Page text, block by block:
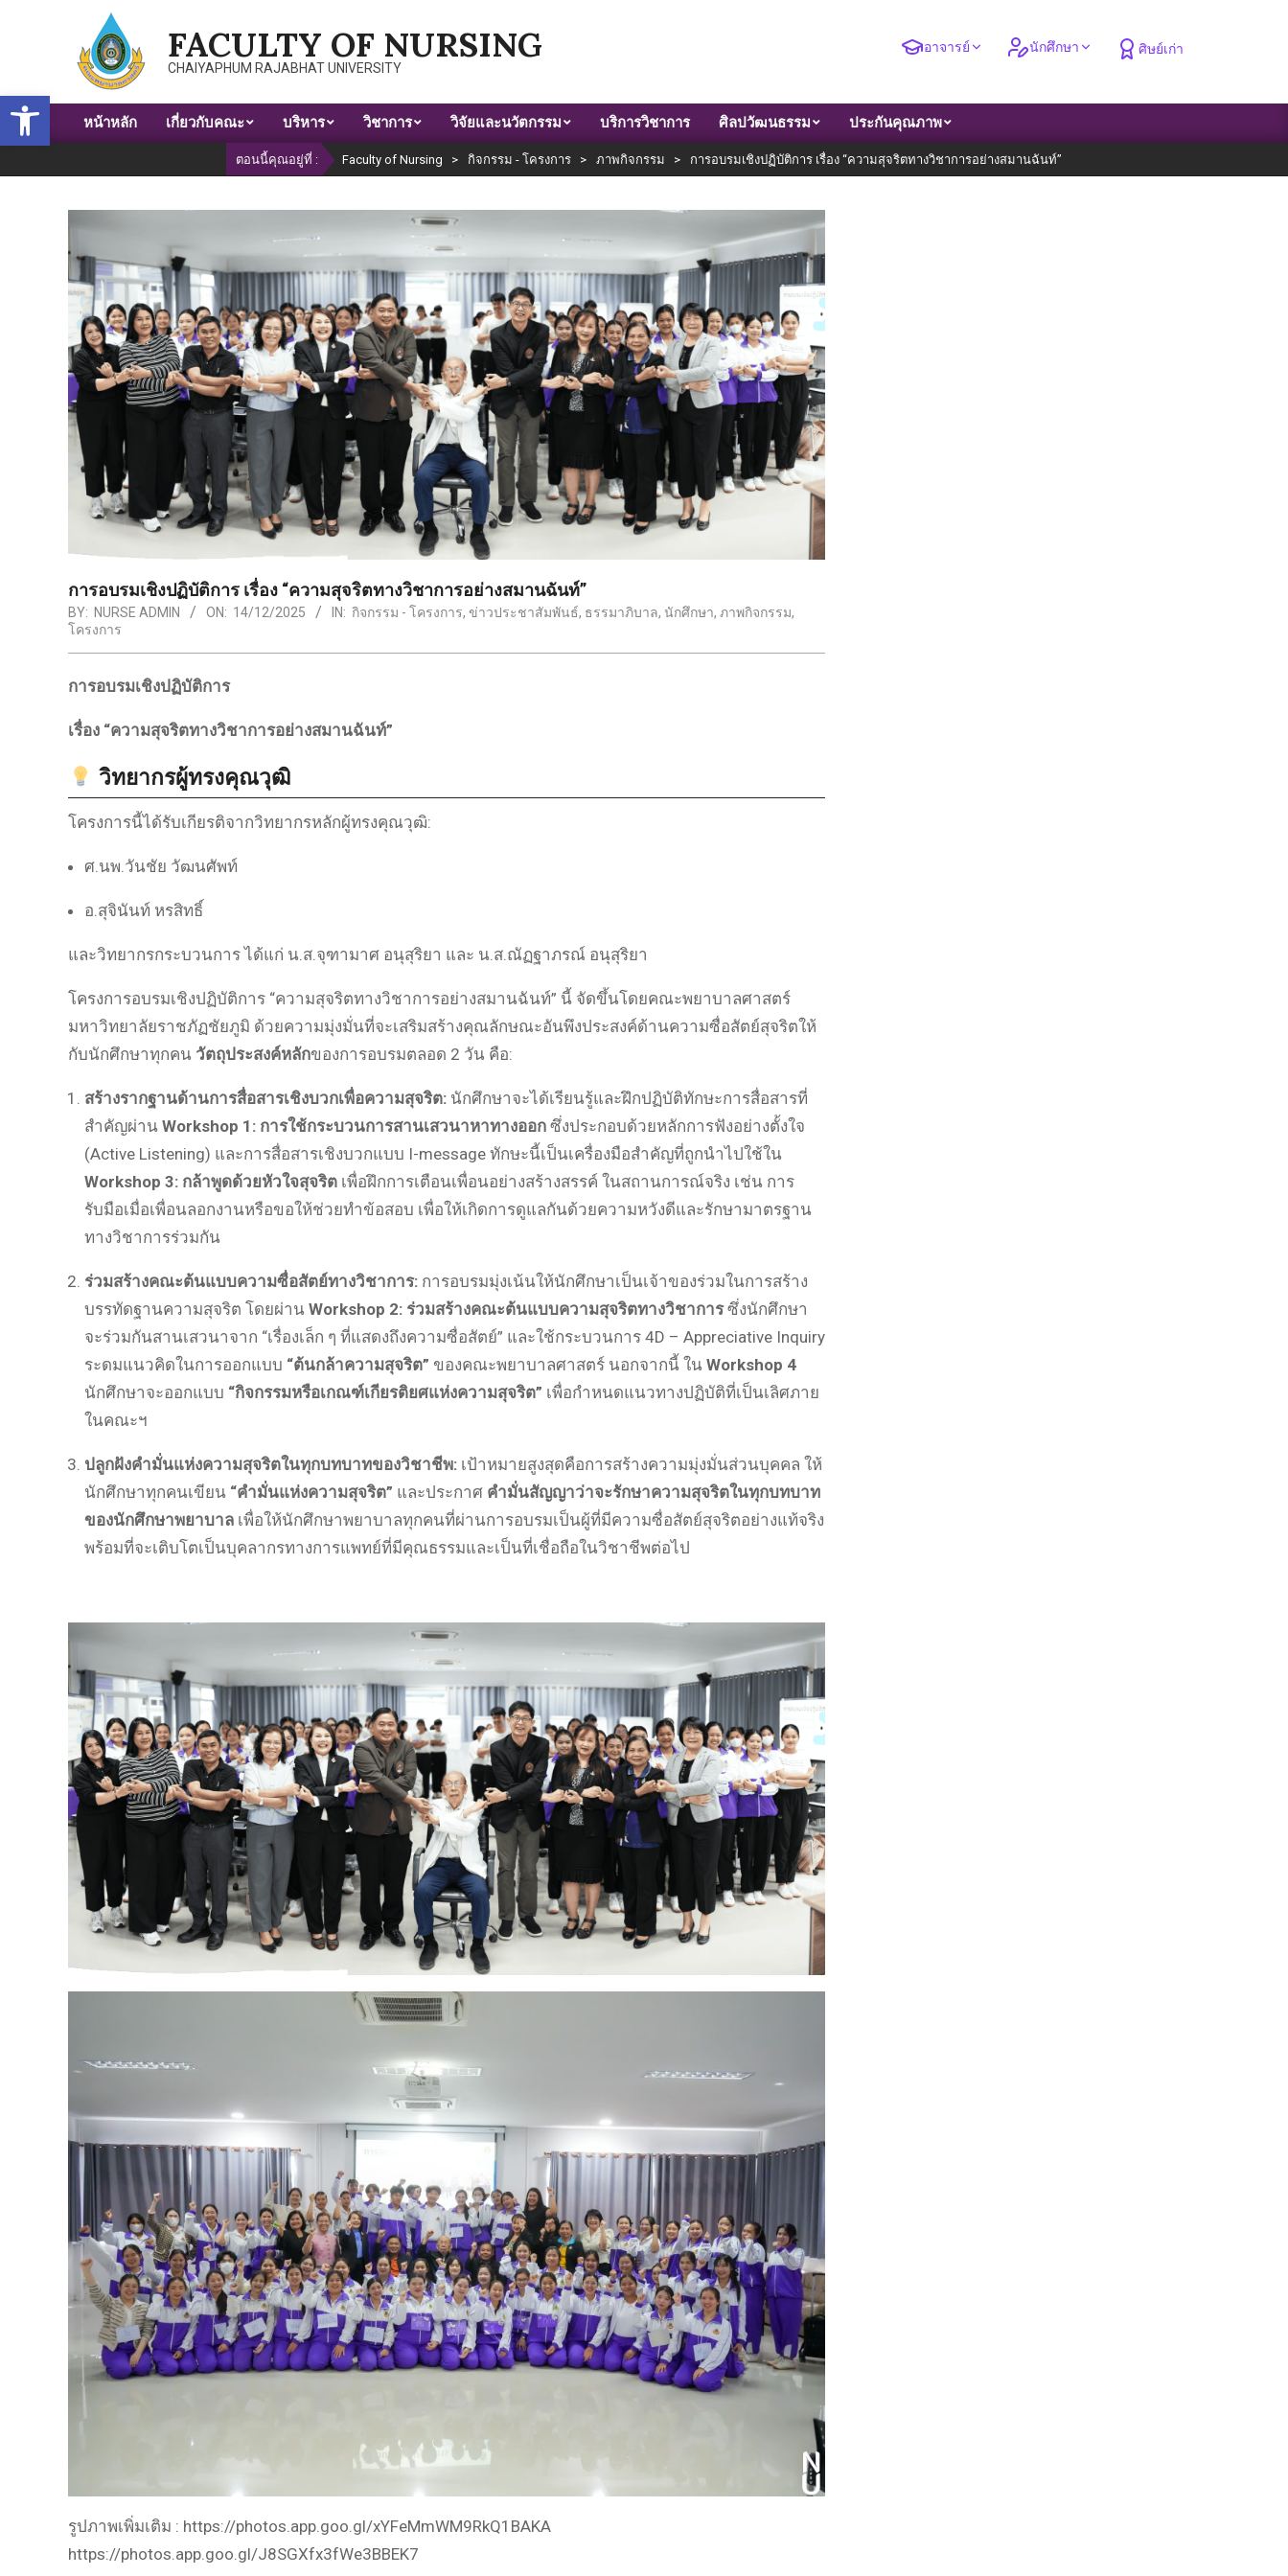
Open toolbar
FACULTY OF NURSING
CHAIYAPHUM RAJABHAT UNIVERSITY
อาจารย์ นักศึกษา ศิษย์เก่า
Primary
Menu
หน้าหลัก เกี่ยวกับคณะ บริหาร วิชาการ วิจัยและนวัตกรรม บริการวิชาการ ศิลปวัฒนธรรม ประกันคุณภาพ
ตอนนี้คุณอยู่ที่ : Faculty of Nursing > กิจกรรม - โครงการ > ภาพกิจกรรม > การอบรมเชิงปฏิบัติการ เรื่อง “ความสุจริตทางวิชาการอย่างสมานฉันท์”
การอบรมเชิงปฏิบัติการ เรื่อง “ความสุจริตทางวิชาการอย่างสมานฉันท์”
BY: NURSE ADMIN ON: 14/12/2025 IN: กิจกรรม - โครงการ, ข่าวประชาสัมพันธ์, ธรรมาภิบาล, นักศึกษา, ภาพกิจกรรม,
โครงการ
การอบรมเชิงปฏิบัติการ
เรื่อง “ความสุจริตทางวิชาการอย่างสมานฉันท์”
วิทยากรผู้ทรงคุณวุฒิ
โครงการนี้ได้รับเกียรติจากวิทยากรหลักผู้ทรงคุณวุฒิ:
ศ.นพ.วันชัย วัฒนศัพท์
อ.สุจินันท์ หรสิทธิ์
และวิทยากรกระบวนการ ได้แก่ น.ส.จุฑามาศ อนุสุริยา และ น.ส.ณัฏฐาภรณ์ อนุสุริยา
โครงการอบรมเชิงปฏิบัติการ “ความสุจริตทางวิชาการอย่างสมานฉันท์” นี้ จัดขึ้นโดยคณะพยาบาลศาสตร์
มหาวิทยาลัยราชภัฏชัยภูมิ ด้วยความมุ่งมั่นที่จะเสริมสร้างคุณลักษณะอันพึงประสงค์ด้านความซื่อสัตย์สุจริตให้
กับนักศึกษาทุกคน วัตถุประสงค์หลักของการอบรมตลอด 2 วัน คือ:
สร้างรากฐานด้านการสื่อสารเชิงบวกเพื่อความสุจริต: นักศึกษาจะได้เรียนรู้และฝึกปฏิบัติทักษะการสื่อสารที่
สำคัญผ่าน Workshop 1: การใช้กระบวนการสานเสวนาหาทางออก ซึ่งประกอบด้วยหลักการฟังอย่างตั้งใจ
(Active Listening) และการสื่อสารเชิงบวกแบบ I-message ทักษะนี้เป็นเครื่องมือสำคัญที่ถูกนำไปใช้ใน
Workshop 3: กล้าพูดด้วยหัวใจสุจริต เพื่อฝึกการเตือนเพื่อนอย่างสร้างสรรค์ ในสถานการณ์จริง เช่น การ
รับมือเมื่อเพื่อนลอกงานหรือขอให้ช่วยทำข้อสอบ เพื่อให้เกิดการดูแลกันด้วยความหวังดีและรักษามาตรฐาน
ทางวิชาการร่วมกัน
ร่วมสร้างคณะต้นแบบความซื่อสัตย์ทางวิชาการ: การอบรมมุ่งเน้นให้นักศึกษาเป็นเจ้าของร่วมในการสร้าง
บรรทัดฐานความสุจริต โดยผ่าน Workshop 2: ร่วมสร้างคณะต้นแบบความสุจริตทางวิชาการ ซึ่งนักศึกษา
จะร่วมกันสานเสวนาจาก “เรื่องเล็ก ๆ ที่แสดงถึงความซื่อสัตย์” และใช้กระบวนการ 4D – Appreciative Inquiry
ระดมแนวคิดในการออกแบบ “ต้นกล้าความสุจริต” ของคณะพยาบาลศาสตร์ นอกจากนี้ ใน Workshop 4
นักศึกษาจะออกแบบ “กิจกรรมหรือเกณฑ์เกียรติยศแห่งความสุจริต” เพื่อกำหนดแนวทางปฏิบัติที่เป็นเลิศภาย
ในคณะฯ
ปลูกฝังคำมั่นแห่งความสุจริตในทุกบทบาทของวิชาชีพ: เป้าหมายสูงสุดคือการสร้างความมุ่งมั่นส่วนบุคคล ให้
นักศึกษาทุกคนเขียน “คำมั่นแห่งความสุจริต” และประกาศ คำมั่นสัญญาว่าจะรักษาความสุจริตในทุกบทบาท
ของนักศึกษาพยาบาล เพื่อให้นักศึกษาพยาบาลทุกคนที่ผ่านการอบรมเป็นผู้ที่มีความซื่อสัตย์สุจริตอย่างแท้จริง
พร้อมที่จะเติบโตเป็นบุคลากรทางการแพทย์ที่มีคุณธรรมและเป็นที่เชื่อถือในวิชาชีพต่อไป
รูปภาพเพิ่มเติม : https://photos.app.goo.gl/xYFeMmWM9RkQ1BAKA
https://photos.app.goo.gl/J8SGXfx3fWe3BBEK7